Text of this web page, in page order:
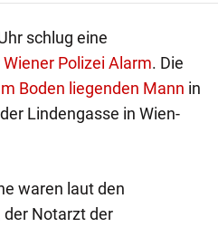
schlug eine
Wiener Polizei Alarm. Die
Boden liegenden Mann in
Lindengasse in Wien-
waren laut den
Notarzt der